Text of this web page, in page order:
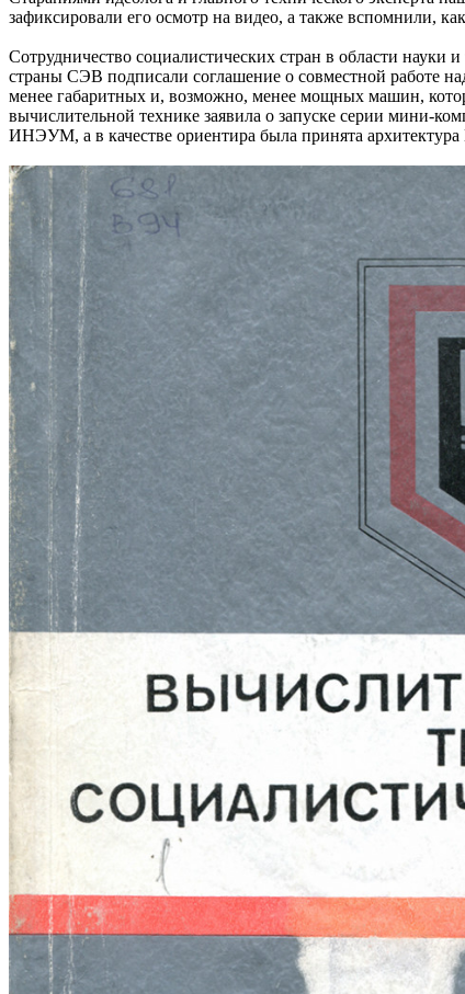
зафиксировали его осмотр на видео, а также вспомнили,
Сотрудничество социалистических стран в области
страны СЭВ подписали соглашение о совместной работе
менее габаритных и, возможно, менее мощных машин,
вычислительной технике заявила о запуске серии
ИНЭУМ, а в качестве ориентира была принята архитектура